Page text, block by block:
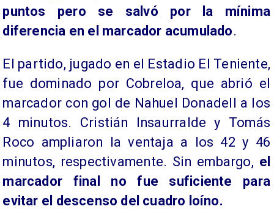
puntos pero se salvó por la mínima
diferencia en el marcador acumulado.
El partido, jugado en el Estadio El Teniente,
fue dominado por Cobreloa, que abrió el
marcador con gol de Nahuel Donadell a los
4 minutos. Cristián Insaurralde y Tomás
Roco ampliaron la ventaja a los 42 y 46
minutos, respectivamente. Sin embargo, el
marcador final no fue suficiente para
evitar el descenso del cuadro loíno.